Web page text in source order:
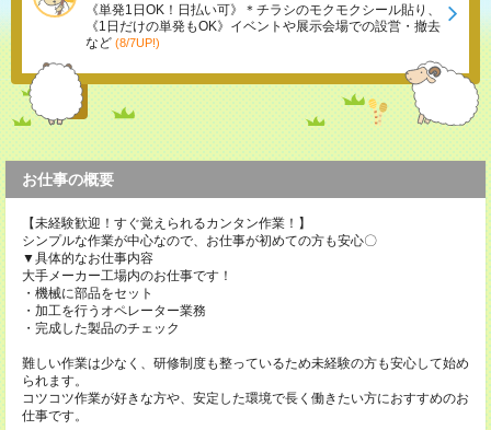
《単発1日OK！日払い可》＊チラシのモクモクシール貼り、
《1日だけの単発もOK》イベントや展示会場での設営・撤去
など (8/7UP!)
お仕事の概要
【未経験歓迎！すぐ覚えられるカンタン作業！】
シンプルな作業が中心なので、お仕事が初めての方も安心〇
▼具体的なお仕事内容
大手メーカー工場内のお仕事です！
・機械に部品をセット
・加工を行うオペレーター業務
・完成した製品のチェック
難しい作業は少なく、研修制度も整っているため未経験の方も安心して始め
られます。
コツコツ作業が好きな方や、安定した環境で長く働きたい方におすすめのお
仕事です。